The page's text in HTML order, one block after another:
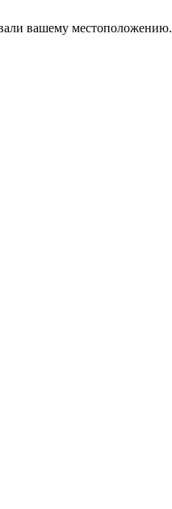
вашему местоположению.